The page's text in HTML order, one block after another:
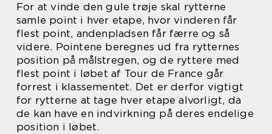
For at vinde den gule trøje skal rytterne
samle point i hver etape, hvor vinderen får
flest point, andenpladsen får færre og så
videre. Pointene beregnes ud fra rytternes
position på målstregen, og de ryttere med
flest point i løbet af Tour de France går
forrest i klassementet. Det er derfor vigtigt
for rytterne at tage hver etape alvorligt, da
de kan have en indvirkning på deres endelige
position i løbet.